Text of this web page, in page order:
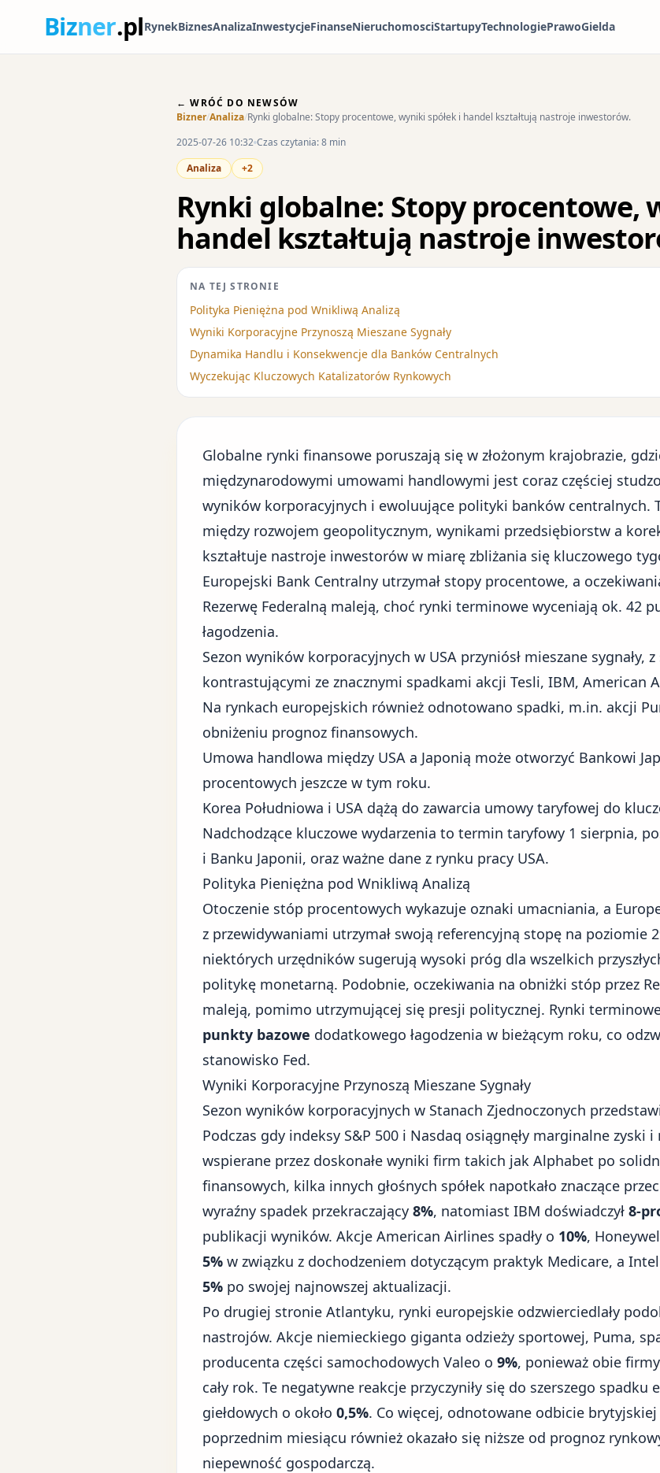
Bizner.plRynekBiznesAnalizaInwestycjeFinanseNieruchomosciStartupyTechnologiePrawoGielda
← WRÓĆ DO NEWSÓW
Bizner/Analiza/Rynki globalne: Stopy procentowe, wyniki spółek i handel kształtują nastroje inwestorów.
2025-07-26 10:32 Czas czytania: 8 min
Analiza
+2
Rynki globalne: Stopy procentowe,
handel kształtują nastroje
NA TEJ STRONIE
Polityka Pieniężna pod Wnikliwą Analizą
Wyniki Korporacyjne Przynoszą Mieszane Sygnały
Dynamika Handlu i Konsekwencje dla Banków Centralnych
Wyczekując Kluczowych Katalizatorów Rynkowych
Globalne rynki finansowe poruszają się w złożonym krajobrazie,
międzynarodowymi umowami handlowymi jest coraz częściej
wyników korporacyjnych i ewoluujące polityki banków centralnych.
między rozwojem geopolitycznym, wynikami przedsiębiorstw a
kształtuje nastroje inwestorów w miarę zbliżania się kluczowego
Europejski Bank Centralny utrzymał stopy procentowe, a
Rezerwę Federalną maleją, choć rynki terminowe wyceniają ok. 42
łagodzenia.
Sezon wyników korporacyjnych w USA przyniósł mieszane sygnały,
kontrastującymi ze znacznymi spadkami akcji Tesli, IBM, American
Na rynkach europejskich również odnotowano spadki, m.in. akcji
obniżeniu prognoz finansowych.
Umowa handlowa między USA a Japonią może otworzyć Bankowi
procentowych jeszcze w tym roku.
Korea Południowa i USA dążą do zawarcia umowy taryfowej do
Nadchodzące kluczowe wydarzenia to termin taryfowy 1 sierpnia,
i Banku Japonii, oraz ważne dane z rynku pracy USA.
Polityka Pieniężna pod Wnikliwą Analizą
Otoczenie stóp procentowych wykazuje oznaki umacniania, a
z przewidywaniami utrzymał swoją referencyjną stopę na poziomie
niektórych urzędników sugerują wysoki próg dla wszelkich
politykę monetarną. Podobnie, oczekiwania na obniżki stóp przez
maleją, pomimo utrzymującej się presji politycznej. Rynki
punkty bazowe dodatkowego łagodzenia w bieżącym roku, co
stanowisko Fed.
Wyniki Korporacyjne Przynoszą Mieszane Sygnały
Sezon wyników korporacyjnych w Stanach Zjednoczonych
Podczas gdy indeksy S&P 500 i Nasdaq osiągnęły marginalne zyski
wspierane przez doskonałe wyniki firm takich jak Alphabet po
finansowych, kilka innych głośnych spółek napotkało znaczące
wyraźny spadek przekraczający 8%, natomiast IBM doświadczył 8-
publikacji wyników. Akcje American Airlines spadły o 10%,
5% w związku z dochodzeniem dotyczącym praktyk Medicare, a
5% po swojej najnowszej aktualizacji.
Po drugiej stronie Atlantyku, rynki europejskie odzwierciedlały
nastrojów. Akcje niemieckiego giganta odzieży sportowej, Puma,
producenta części samochodowych Valeo o 9%, ponieważ obie
cały rok. Te negatywne reakcje przyczyniły się do szerszego
giełdowych o około 0,5%. Co więcej, odnotowane odbicie
poprzednim miesiącu również okazało się niższe od prognoz
niepewność gospodarczą.